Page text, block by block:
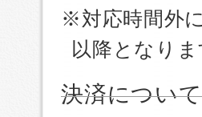
※対応時間外
以降となり
決済について